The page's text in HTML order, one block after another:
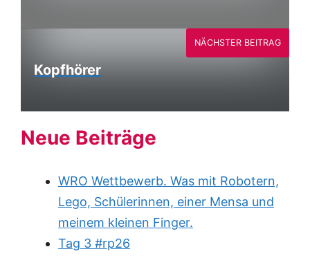
Kopfhörer
NÄCHSTER BEITRAG
Neue Beiträge
WRO Wettbewerb. Was mit Robotern,
Lego, Schülerinnen, einer Mensa und
meinem kleinen Finger.
Tag 3 #rp26